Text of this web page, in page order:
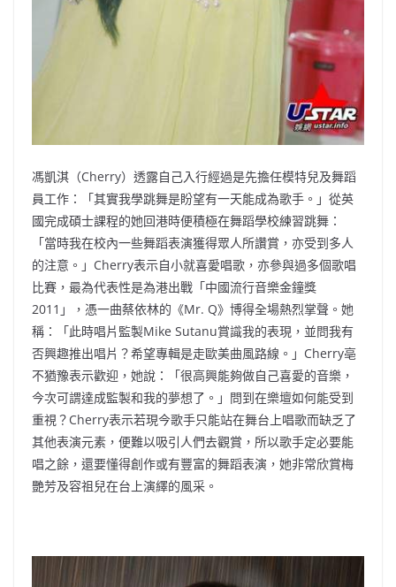
馮凱淇（Cherry）透露自己入行經過是先擔任模特兒及舞蹈
員工作：「其實我學跳舞是盼望有一天能成為歌手。」從英
國完成碩士課程的她回港時便積極在舞蹈學校練習跳舞：
「當時我在校內一些舞蹈表演獲得眾人所讚賞，亦受到多人
的注意。」Cherry表示自小就喜愛唱歌，亦參與過多個歌唱
比賽，最為代表性是為港出戰「中國流行音樂金鐘獎
2011」，憑一曲蔡依林的《Mr. Q》博得全場熱烈掌聲。她
稱：「此時唱片監製Mike Sutanu賞識我的表現，並問我有
否興趣推出唱片？希望專輯是走歐美曲風路線。」Cherry亳
不猶豫表示歡迎，她說：「很高興能夠做自己喜愛的音樂，
今次可謂達成監製和我的夢想了。」問到在樂壇如何能受到
重視？Cherry表示若現今歌手只能站在舞台上唱歌而缺乏了
其他表演元素，便難以吸引人們去觀賞，所以歌手定必要能
唱之餘，還要懂得創作或有豐富的舞蹈表演，她非常欣賞梅
艷芳及容祖兒在台上演繹的風采。